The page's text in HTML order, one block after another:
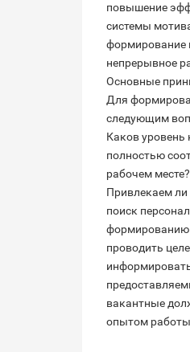
повышение
системы
формирование
непрерывное
Основные
Для
следующим
Каков
полностью
рабочем
Привлекаем ли
поиск
формированию
проводить
вакантные
опытом